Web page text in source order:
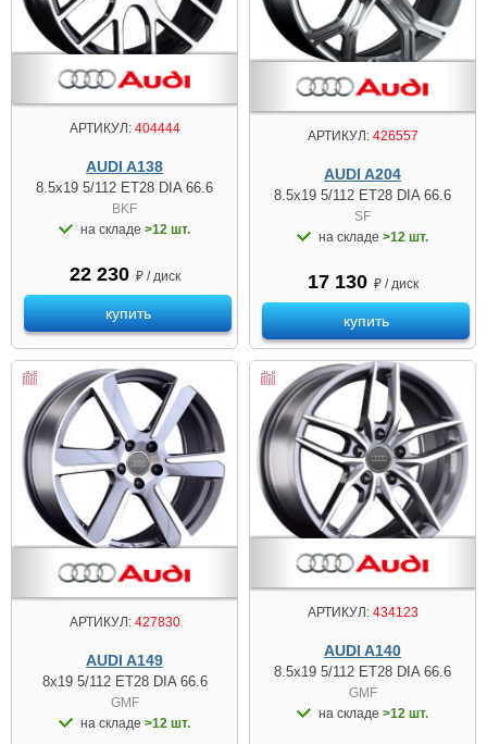
АРТИКУЛ:404444
AUDI A138
8.5x19 5/112 ET28 DIA 66.6
BKF
на складе >12 шт.
22 230 ₽ / диск
купить
АРТИКУЛ:426557
AUDI A204
8.5x19 5/112 ET28 DIA 66.6
SF
на складе >12 шт.
17 130 ₽ / диск
купить
АРТИКУЛ:427830
AUDI A149
8x19 5/112 ET28 DIA 66.6
GMF
на складе >12 шт.
АРТИКУЛ:434123
AUDI A140
8.5x19 5/112 ET28 DIA 66.6
GMF
на складе >12 шт.